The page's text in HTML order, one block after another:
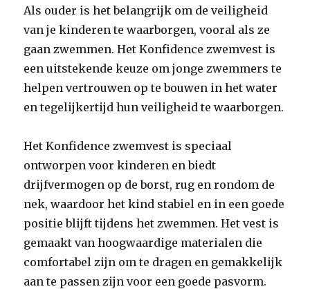
Als ouder is het belangrijk om de veiligheid
van je kinderen te waarborgen, vooral als ze
gaan zwemmen. Het Konfidence zwemvest is
een uitstekende keuze om jonge zwemmers te
helpen vertrouwen op te bouwen in het water
en tegelijkertijd hun veiligheid te waarborgen.
Het Konfidence zwemvest is speciaal
ontworpen voor kinderen en biedt
drijfvermogen op de borst, rug en rondom de
nek, waardoor het kind stabiel en in een goede
positie blijft tijdens het zwemmen. Het vest is
gemaakt van hoogwaardige materialen die
comfortabel zijn om te dragen en gemakkelijk
aan te passen zijn voor een goede pasvorm.